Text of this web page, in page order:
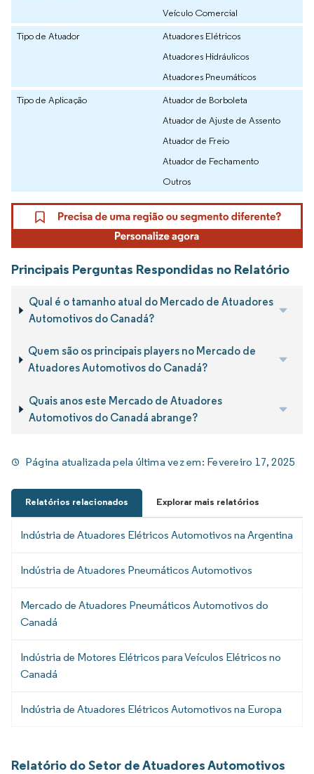
Veículo Comercial
Tipo de Atuador
Atuadores Elétricos
Atuadores Hidráulicos
Atuadores Pneumáticos
Tipo de Aplicação
Atuador de Borboleta
Atuador de Ajuste de Assento
Atuador de Freio
Atuador de Fechamento
Outros
Principais Perguntas Respondidas no Relatório
Qual é o tamanho atual do Mercado de Atuadores
Automotivos do Canadá?
Quem são os principais players no Mercado de
Atuadores Automotivos do Canadá?
Quais anos este Mercado de Atuadores
Automotivos do Canadá abrange?
Página atualizada pela última vez em: Fevereiro 17, 2025
Relatórios relacionados Explorar mais relatórios
Indústria de Atuadores Elétricos Automotivos na Argentina
Indústria de Atuadores Pneumáticos Automotivos
Mercado de Atuadores Pneumáticos Automotivos do
Canadá
Indústria de Motores Elétricos para Veículos Elétricos no
Canadá
Indústria de Atuadores Elétricos Automotivos na Europa
Relatório do Setor de Atuadores Automotivos